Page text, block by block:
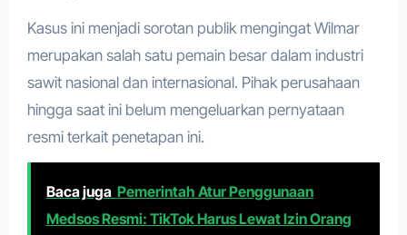
Kasus ini menjadi sorotan publik mengingat Wilmar
merupakan salah satu pemain besar dalam industri
sawit nasional dan internasional. Pihak perusahaan
hingga saat ini belum mengeluarkan pernyataan
resmi terkait penetapan ini.
Baca juga Pemerintah Atur Penggunaan
Medsos Resmi: TikTok Harus Lewat Izin Orang